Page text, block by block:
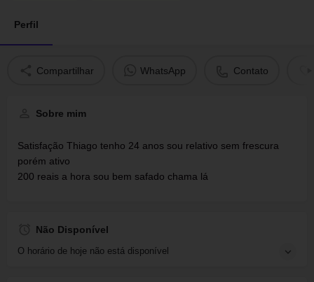
Perfil
Compartilhar WhatsApp Contato
Sobre mim
Satisfação Thiago tenho 24 anos sou relativo sem frescura
porém ativo
200 reais a hora sou bem safado chama lá
Não Disponível
O horário de hoje não está disponível